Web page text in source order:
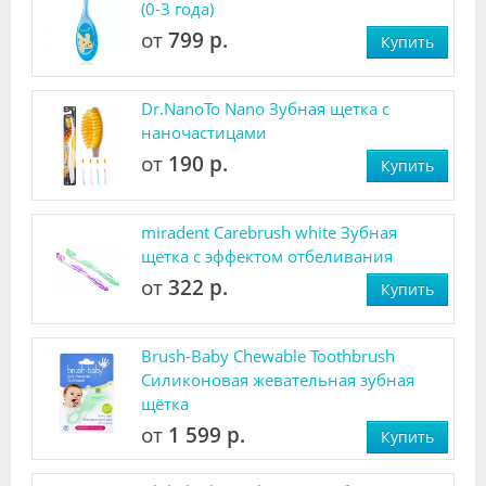
(0-3 года)
от 799 р. Купить
Dr.NanoTo Nano Зубная щетка с
наночастицами
от 190 р. Купить
miradent Carebrush white Зубная
щетка с эффектом отбеливания
от 322 р. Купить
Brush-Baby Chewable Toothbrush
Силиконовая жевательная зубная
щётка
от 1 599 р. Купить